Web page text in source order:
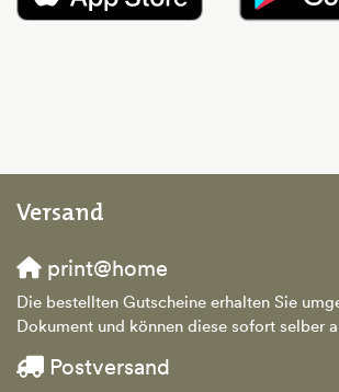
Versand
print@home
Die bestellten Gutscheine erhalten Sie
Dokument und können diese sofort selber
Postversand